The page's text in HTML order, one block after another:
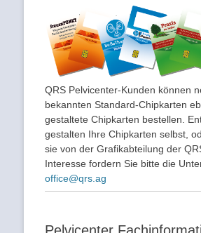
QRS Pelvicenter-Kunden können
bekannten Standard-Chipkarten
gestaltete Chipkarten bestellen.
gestalten Ihre Chipkarten selbst,
sie von der Grafikabteilung der
Interesse fordern Sie bitte die
office@qrs.ag
Pelvicenter